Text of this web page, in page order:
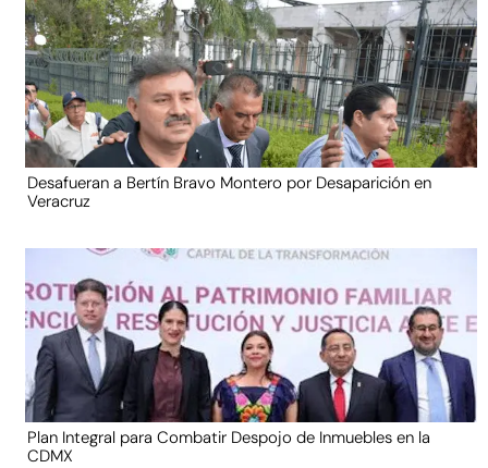
Desafueran a Bertín Bravo Montero por Desaparición en
Veracruz
Plan Integral para Combatir Despojo de Inmuebles en la
CDMX